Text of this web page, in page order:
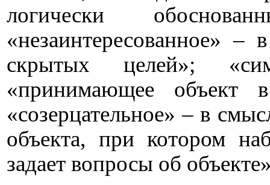
логически
«незаинтересованное»
скрытых целей»;
«принимающее объект
«созерцательное» – в
объекта, при котором
задает вопросы об